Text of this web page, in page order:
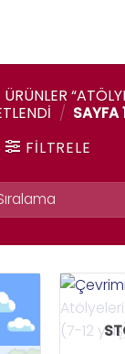
ÜRÜNLER
/ SAYFA
FILTRELE